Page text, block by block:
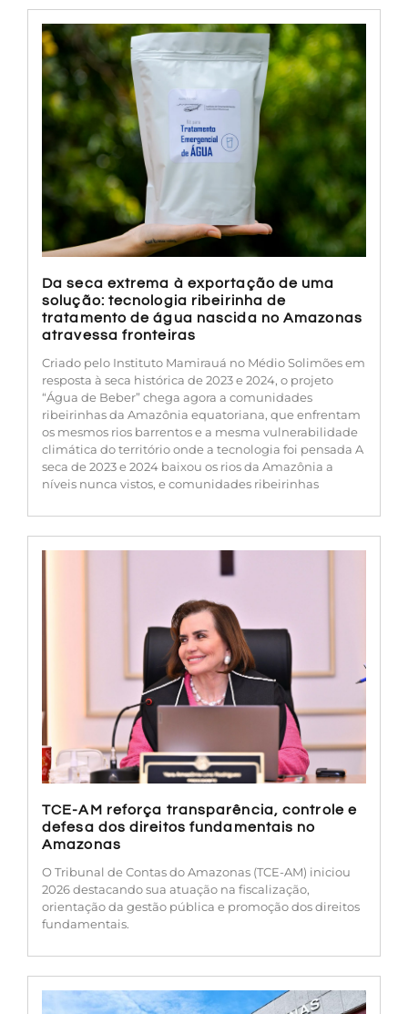
Da seca extrema à exportação de uma
solução: tecnologia ribeirinha de
tratamento de água nascida no Amazonas
atravessa fronteiras
Criado pelo Instituto Mamirauá no Médio Solimões em
resposta à seca histórica de 2023 e 2024, o projeto
“Água de Beber” chega agora a comunidades
ribeirinhas da Amazônia equatoriana, que enfrentam
os mesmos rios barrentos e a mesma vulnerabilidade
climática do território onde a tecnologia foi pensada A
seca de 2023 e 2024 baixou os rios da Amazônia a
níveis nunca vistos, e comunidades ribeirinhas
TCE-AM reforça transparência, controle e
defesa dos direitos fundamentais no
Amazonas
O Tribunal de Contas do Amazonas (TCE-AM) iniciou
2026 destacando sua atuação na fiscalização,
orientação da gestão pública e promoção dos direitos
fundamentais.